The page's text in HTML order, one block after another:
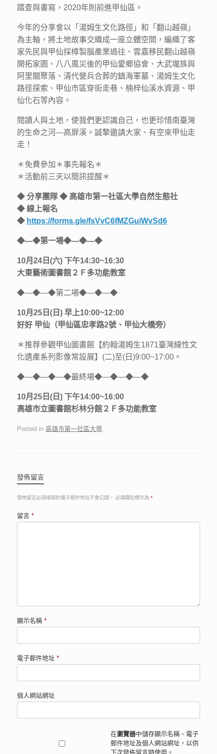
踏查與書寫，2020年則前進甲仙區。
今年的分享會以「湯姆生文化路徑」和「翻山越嶺」
為主軸，將土地故事交織成一座立體空間，編織了客
家先民與甲仙採樟製腦產業過往、雲嘉移民翻山越嶺
開拓家園、八八風災後的甲仙愛鄉協會、大武壠族與
阿里關聚落、清代營兵合葬的鎮海軍墓、湯姆生文化
路徑探索、甲仙市區穿街走巷、楠梓仙溪水資源、甲
仙化石等內容。
閱讀人與土地，使我們更認識自己，也更珍惜南臺灣
的生命之河—高屏溪。誠摯邀請大家、有空來甲仙走
走！
＊免費參加＊事先報名＊
＊活動前三天以簡訊提醒＊
◆ 分享團隊 ◆ 高雄市第一社區大學自然生態社
◆ 線上報名
◆ https://forms.gle/fsVvC6fMZGuiWvSd6
◆—◆第一場◆—◆—◆
10月24日(六) 下午14:30~16:30
大東藝術圖書館２Ｆ多功能教室
◆—◆—◆第二場◆—◆—◆
10月25日(日) 早上10:00~12:00
好好 甲仙（甲仙區忠孝路2號、甲仙大橋旁）
＊推荐參觀甲仙圖書館【約翰湯姆生1871臺灣線性文
化遺產系列影像常設展】(二)至(日)9:00~17:00。
◆—◆—◆—◆最終場◆—◆—◆—◆
10月25日(日) 下午14:00~16:00
高雄市立圖書館杉林分館２Ｆ多功能教室
Posted in 高雄市第一社區大學.
發佈留言
發佈留言必須填寫的電子郵件地址不會公開。 必填欄位標示為 *
留言 *
顯示名稱 *
電子郵件地址 *
個人網站網址
在瀏覽器中儲存顯示名稱、電子
郵件地址及個人網站網址，以供
下次發佈留言時使用。